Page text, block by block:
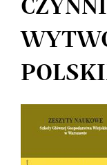
Article
Sidebar